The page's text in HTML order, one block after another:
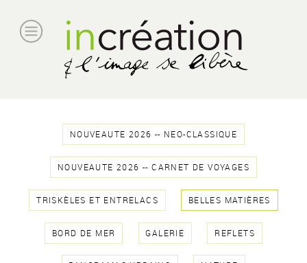
NOUVEAUTE 2026 -- NEO-CLASSIQUE
NOUVEAUTE 2026 -- CARNET DE VOYAGES
TRISKÈLES ET ENTRELACS BELLES MATIÈRES
BORD DE MER GALERIE REFLETS